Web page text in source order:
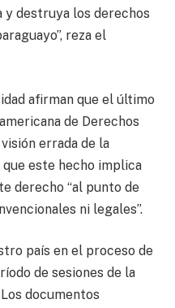
y destruya los derechos
reza el
afirman que el último
de Derechos
errada de la
este hecho implica
derecho “al punto de
ni legales”.
país en el proceso de
de sesiones de la
documentos